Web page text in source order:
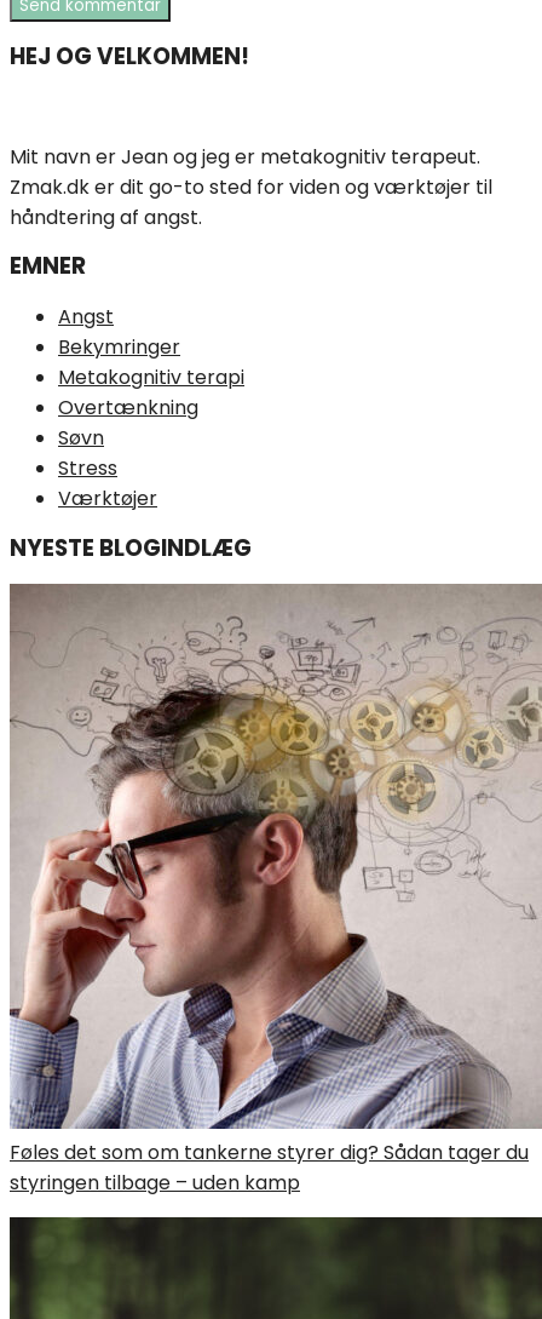
HEJ OG VELKOMMEN!
Mit navn er Jean og jeg er metakognitiv terapeut.
Zmak.dk er dit go-to sted for viden og værktøjer til
håndtering af angst.
EMNER
Angst
Bekymringer
Metakognitiv terapi
Overtænkning
Søvn
Stress
Værktøjer
NYESTE BLOGINDLÆG
Føles det som om tankerne styrer dig? Sådan tager du
styringen tilbage – uden kamp